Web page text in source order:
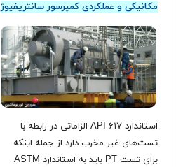
مکانیکی و عملکردی کمپرسور سانتریفیوژ
استاندارد API ۶۱۷ الزاماتی در رابطه با
تست‌های غیر مخرب دارد از جمله اینکه
برای تست PT باید به استاندارد ASTM